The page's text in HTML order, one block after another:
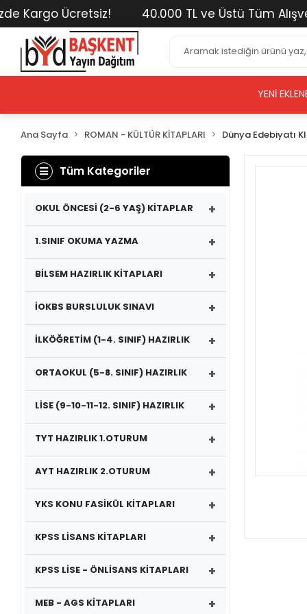
Ücretsiz! 40.000 TL ve Üstü Tüm
YENI
Ana Sayfa ROMAN - KÜLTÜR KİTAPLARI Dünya Edebiyatı
Tüm Kategoriler
OKUL ÖNCESİ (2-6 YAŞ) KİTAPLAR +
1.SINIF OKUMA YAZMA +
BİLSEM HAZIRLIK KİTAPLARI +
İOKBS BURSLULUK SINAVI +
İLKÖĞRETİM (1-4. SINIF) HAZIRLIK +
ORTAOKUL (5-8. SINIF) HAZIRLIK +
LİSE (9-10-11-12. SINIF) HAZIRLIK +
TYT HAZIRLIK 1.OTURUM +
AYT HAZIRLIK 2.OTURUM +
YKS KONU FASİKÜL KİTAPLARI +
KPSS LİSANS KİTAPLARI +
KPSS LİSE - ÖNLİSANS KİTAPLARI +
MEB - AGS KİTAPLARI +